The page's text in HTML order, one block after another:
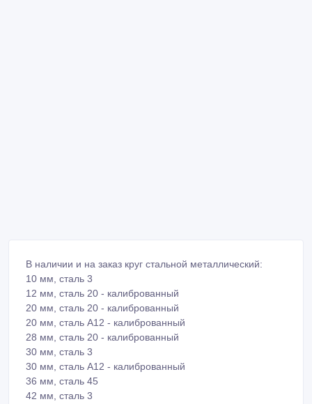
В наличии и на заказ круг стальной металлический:
10 мм, сталь 3
12 мм, сталь 20 - калиброванный
20 мм, сталь 20 - калиброванный
20 мм, сталь А12 - калиброванный
28 мм, сталь 20 - калиброванный
30 мм, сталь 3
30 мм, сталь А12 - калиброванный
36 мм, сталь 45
42 мм, сталь 3